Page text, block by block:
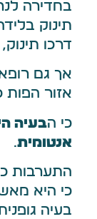
בחדירה
תינוק
דרכו
אך גם
אזור הפות
כי הבעיה
אנטומית.
התערבות
כי היא
בעיה